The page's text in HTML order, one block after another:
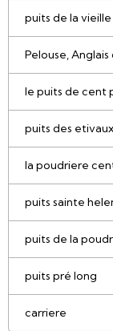
puits de la
Pelouse,
le puits de cent
puits des etivaux
la poudriere
puits sainte
puits de la
puits pré long
carriere